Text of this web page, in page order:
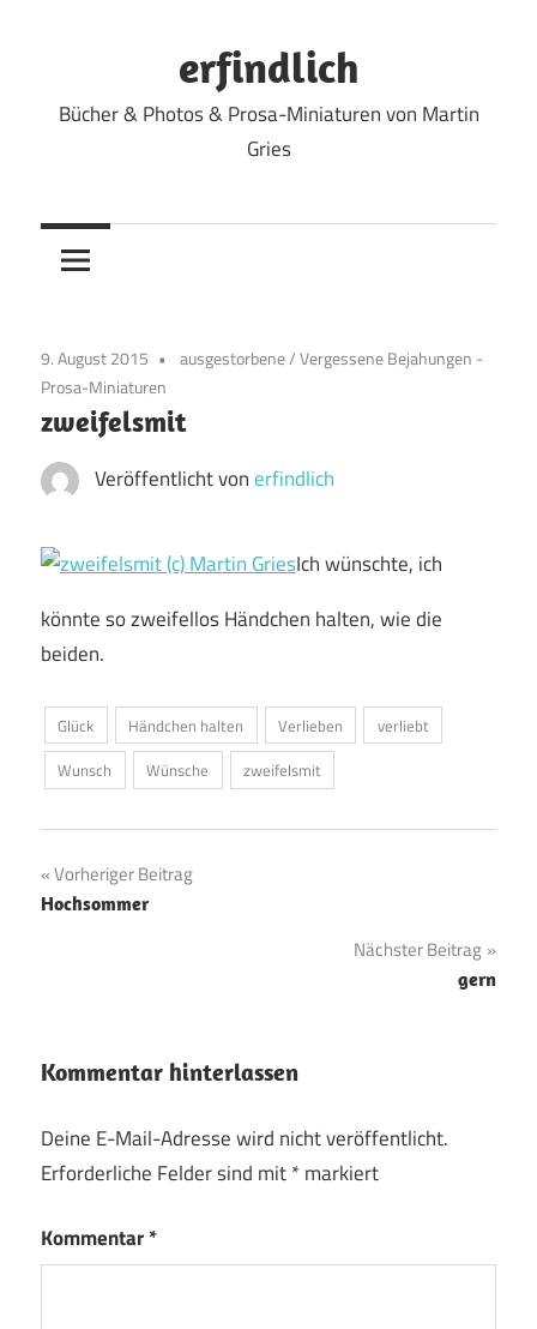
erfindlich
Bücher & Photos & Prosa-Miniaturen von Martin
Gries
9. August 2015 ausgestorbene/Vergessene Bejahungen -
Prosa-Miniaturen
zweifelsmit
Veröffentlicht vonerfindlich
Ich wünschte, ich
könnte so zweifellos Händchen halten, wie die
beiden.
Glück Händchen halten Verlieben
verliebt
Wunsch
Wünsche zweifelsmit
Beitragsnavigation
Vorheriger Beitrag
Hochsommer
Nächster Beitrag
gern
Kommentar hinterlassen
Deine E-Mail-Adresse wird nicht veröffentlicht.
Erforderliche Felder sind mit*markiert
Kommentar*